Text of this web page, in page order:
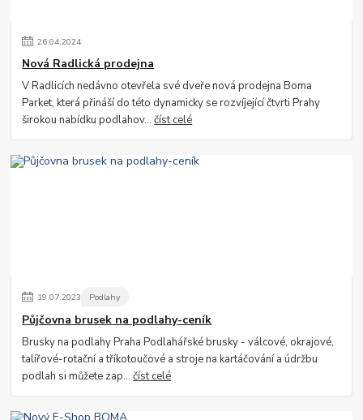
26.04.2024
Nová Radlická prodejna
V Radlicích nedávno otevřela své dveře nová prodejna Boma
Parket, která přináší do této dynamicky se rozvíjející čtvrti Prahy
širokou nabídku podlahov...číst celé
19.07.2023 Podlahy
Půjčovna brusek na podlahy-ceník
Brusky na podlahy Praha Podlahářské brusky - válcové, okrajové,
talířové-rotační a tříkotoučové a stroje na kartáčování a údržbu
podlah si můžete zap...číst celé